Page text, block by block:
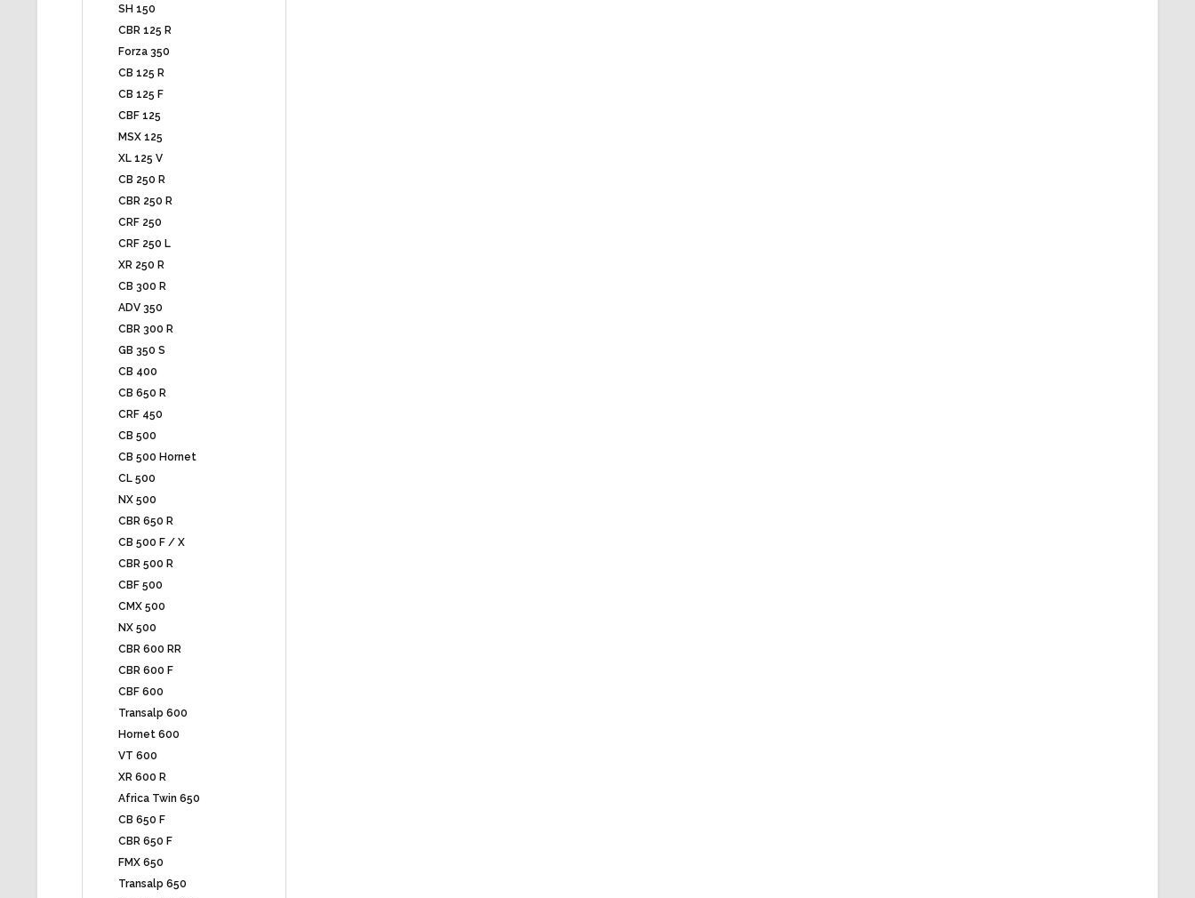
SH 150
CBR 125 R
Forza 350
CB 125 R
CB 125 F
CBF 125
MSX 125
XL 125 V
CB 250 R
CBR 250 R
CRF 250
CRF 250 L
XR 250 R
CB 300 R
ADV 350
CBR 300 R
GB 350 S
CB 400
CB 650 R
CRF 450
CB 500
CB 500 Hornet
CL 500
NX 500
CBR 650 R
CB 500 F / X
CBR 500 R
CBF 500
CMX 500
NX 500
CBR 600 RR
CBR 600 F
CBF 600
Transalp 600
Hornet 600
VT 600
XR 600 R
Africa Twin 650
CB 650 F
CBR 650 F
FMX 650
Transalp 650